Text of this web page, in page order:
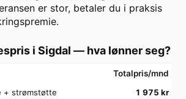
er stor, betaler du i praksis
i Sigdal — hva lønner seg?
Totalpris/mnd
+ strømstøtte
1 975 kr